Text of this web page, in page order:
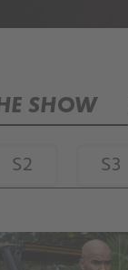
SHOW
S2 S3